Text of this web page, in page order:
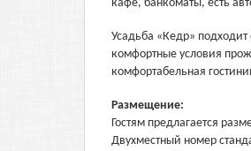
кафе, банкоматы, есть
Усадьба «Кедр»
комфортные условия
комфортабельная
Размещение:
Гостям предлагается
Двухместный номер